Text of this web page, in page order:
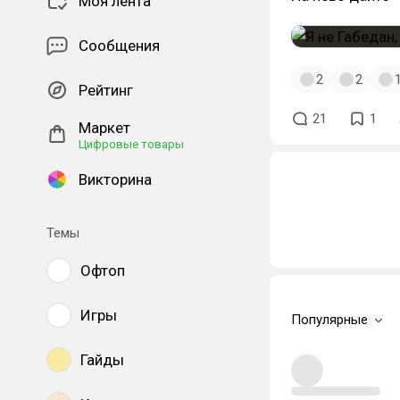
Сообщения
Рейтинг
Маркет
Цифровые товары
Викторина
Темы
Офтоп
Игры
Гайды
2 2
21 1
Популярные